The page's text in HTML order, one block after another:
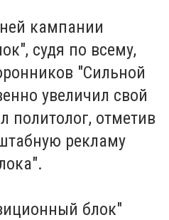
кампании
судя по всему,
"Сильной
увеличил свой
политолог, отметив
рекламу
блок"